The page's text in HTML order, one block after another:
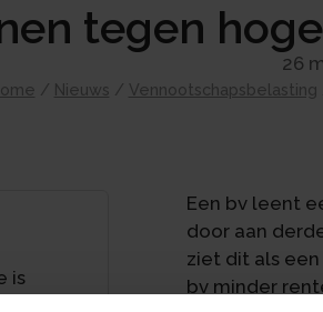
tegen
26
/ Nieuws / Vennootschapsbelasting
is
Een bv leent
door aan
ziet dit als
bv minder